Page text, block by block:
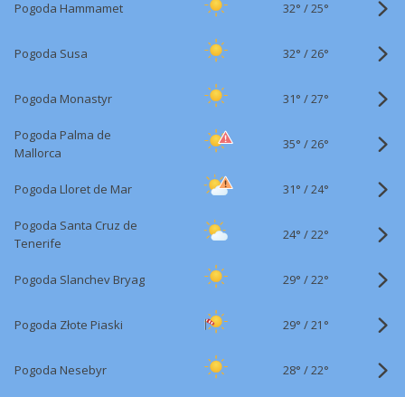
Pogoda Hammamet 32° /25°
Pogoda Susa 32° /26°
Pogoda Monastyr 31° /27°
Pogoda Palma de
Mallorca
35° /26°
Pogoda Lloret de Mar 31° /24°
Pogoda Santa Cruz de
Tenerife
24° /22°
Pogoda Slanchev Bryag 29° /22°
Pogoda Złote Piaski 29° /21°
Pogoda Nesebyr 28° /22°